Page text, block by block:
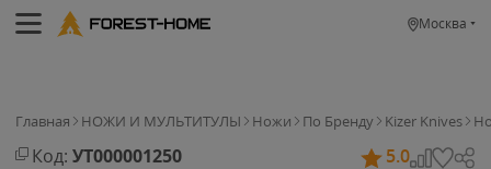
Москва
Главная НОЖИ И МУЛЬТИТУЛЫ Ножи По Бренду Kizer Knives
Код: УТ000001250 5.0